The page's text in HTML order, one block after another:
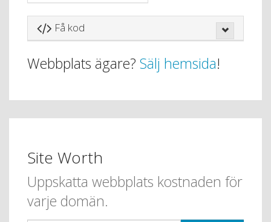
Få kod
Webbplats ägare? Sälj hemsida!
Site Worth
Uppskatta webbplats kostnaden för
varje domän.